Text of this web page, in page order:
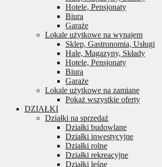
Hotele, Pensjonaty
Biura
Garaże
Lokale użytkowe na wynajem
Sklep, Gastronomia, Usługi
Hale, Magazyny, Składy
Hotele, Pensjonaty
Biura
Garaże
Lokale użytkowe na zamianę
Pokaż wszystkie oferty
DZIAŁKI
Działki na sprzedaż
Działki budowlane
Działki inwestycyjne
Działki rolne
Działki rekreacyjne
Działki leśne